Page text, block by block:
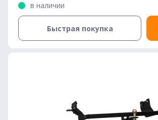
в наличии
Быстрая покупка